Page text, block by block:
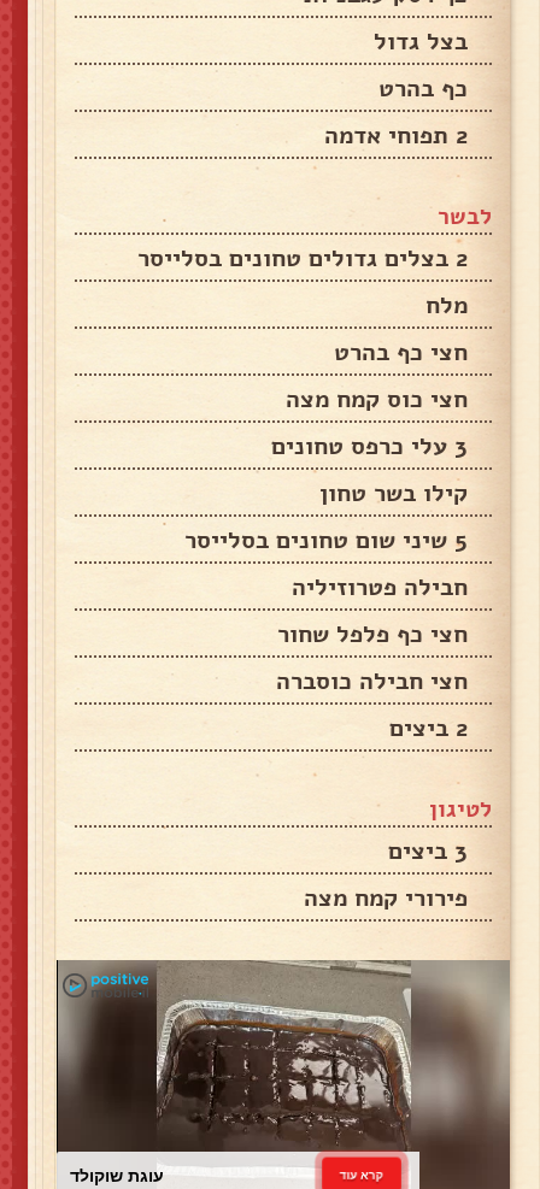
בצל גדול
כף בהרט
2 תפוחי אדמה
לבשר
2 בצלים גדולים טחונים בסלייסר
מלח
חצי כף בהרט
חצי כוס קמח מצה
3 עלי כרפס טחונים
קילו בשר טחון
5 שיני שום טחונים בסלייסר
חבילה פטרוזיליה
חצי כף פלפל שחור
חצי חבילה כוסברה
2 ביצים
לטיגון
3 ביצים
פירורי קמח מצה
עוגת שוקולד קרא עוד